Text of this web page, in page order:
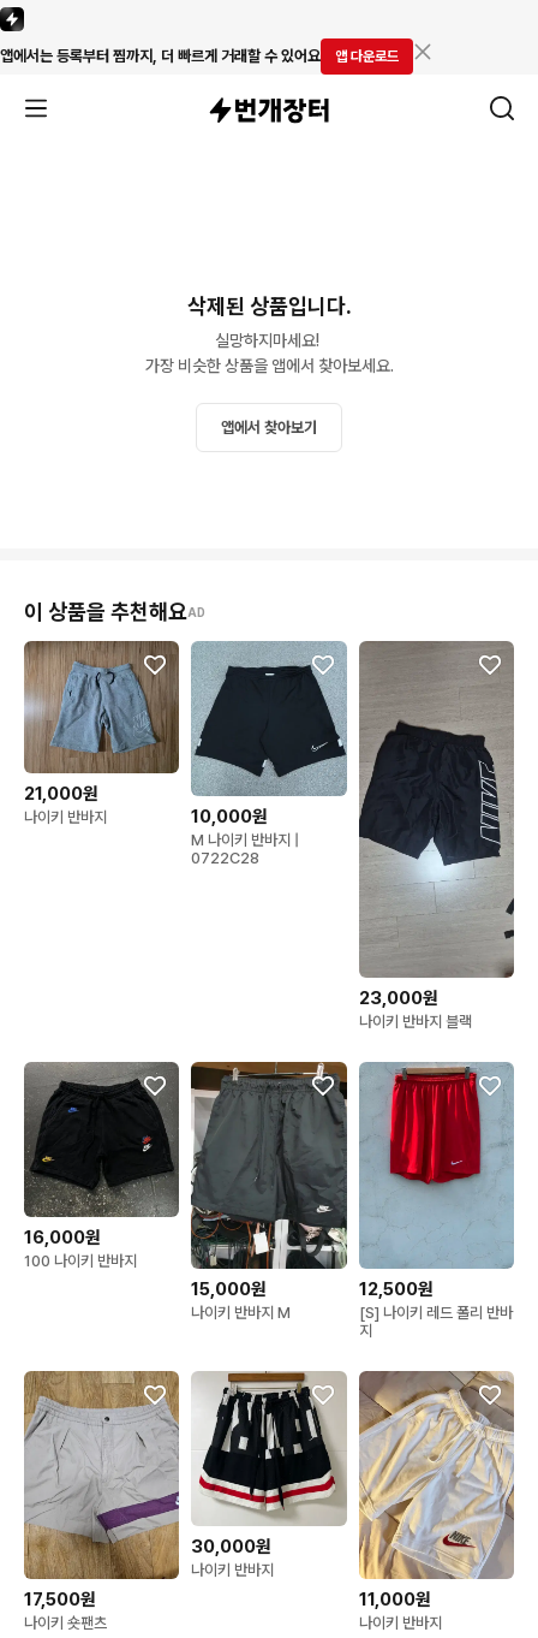
앱에서는 등록부터 찜까지, 더 빠르게 거래할 수 있어요 앱 다운로드
삭제된 상품입니다.
실망하지마세요!
가장 비슷한 상품을 앱에서 찾아보세요.
앱에서 찾아보기
이 상품을 추천해요AD
21,000원
나이키 반바지 10,000원
M 나이키 반바지 |
0722C28
23,000원
나이키 반바지 블랙
16,000원
100 나이키 반바지
15,000원
나이키 반바지 M
12,500원
[S] 나이키 레드 폴리 반바
지
17,500원
나이키 숏팬츠
30,000원
나이키 반바지
11,000원
나이키 반바지